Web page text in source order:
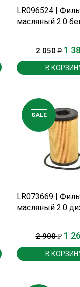
LR096524 |
масляный 2.0
2 050Р 1
В
SALE
LR073669 |
масляный 2.0
2 900Р 1
В